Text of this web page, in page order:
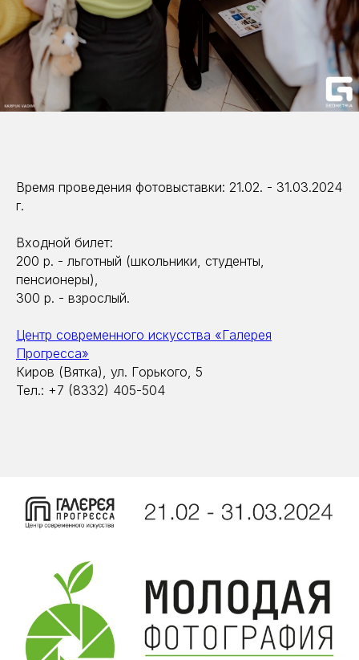
Время проведения фотовыставки: 21.02. - 31.03.2024
г.
Входной билет:
200 р. - льготный (школьники, студенты,
пенсионеры),
300 р. - взрослый.
Центр современного искусства «Галерея
Прогресса»
Киров (Вятка), ул. Горького, 5
Тел.: +7 (8332) 405-504